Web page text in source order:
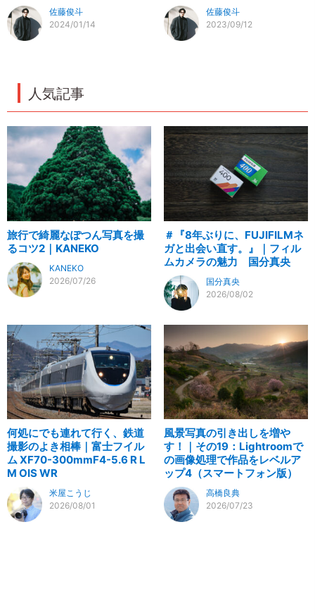
佐藤俊斗
2024/01/14
佐藤俊斗
2023/09/12
人気記事
旅行で綺麗なぽつん写真を撮
るコツ2｜KANEKO
KANEKO
2026/07/26
＃『8年ぶりに、FUJIFILMネ
ガと出会い直す。』｜フィル
ムカメラの魅力 国分真央
国分真央
2026/08/02
何処にでも連れて行く、鉄道
撮影のよき相棒｜富士フイル
ム XF70-300mmF4-5.6 R L
M OIS WR
米屋こうじ
2026/08/01
風景写真の引き出しを増や
す！｜その19：Lightroomで
の画像処理で作品をレベルア
ップ4（スマートフォン版）
高橋良典
2026/07/23